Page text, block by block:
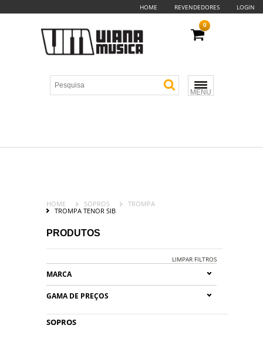
HOME REVENDEDORES LOGIN
MENU
0
HOME SOPROS
TROMPA
TROMPA TENOR SIB
PRODUTOS
LIMPAR FILTROS
MARCA
GAMA DE PREÇOS
SOPROS